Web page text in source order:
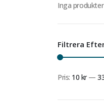
Inga
Filtrera
pris
pris
Pris: 10 kr—